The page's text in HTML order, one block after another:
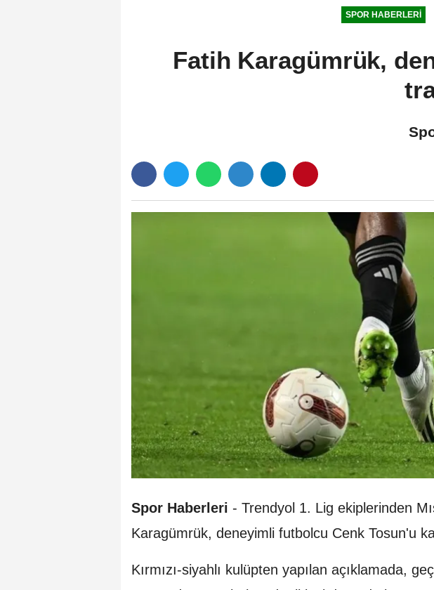
SPOR HABERLERI
Fatih Karagümrük,
Spor Haberleri - Trendyol 1. Lig ekiplerinden
Karagümrük, deneyimli futbolcu Cenk Tosun'u
Kırmızı-siyahlı kulüpten yapılan açıklamada,